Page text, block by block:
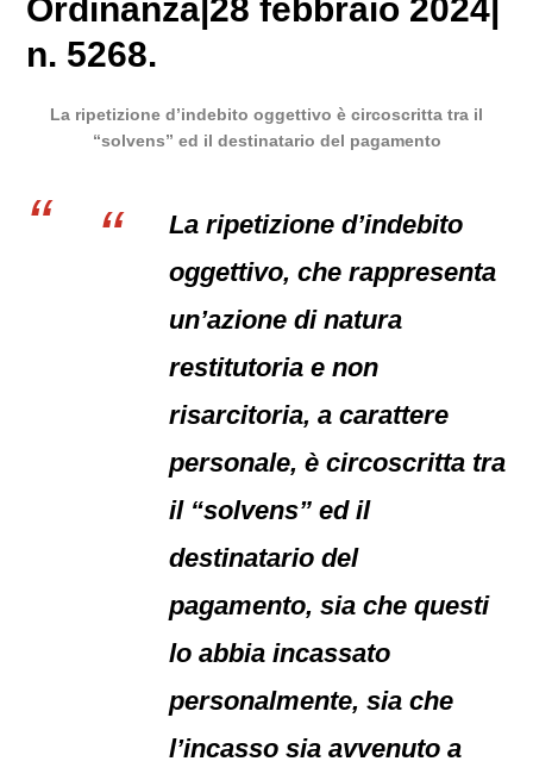
Ordinanza|28 febbraio 2024|
n. 5268.
La ripetizione d’indebito oggettivo è circoscritta tra il
“solvens” ed il destinatario del pagamento
La ripetizione d’indebito
oggettivo, che rappresenta
un’azione di natura
restitutoria e non
risarcitoria, a carattere
personale, è circoscritta tra
il “solvens” ed il
destinatario del
pagamento, sia che questi
lo abbia incassato
personalmente, sia che
l’incasso sia avvenuto a